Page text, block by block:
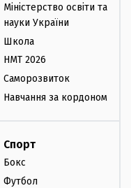
Міністерство освіти та
науки України
Школа
НМТ 2026
Саморозвиток
Навчання за кордоном
Спорт
Бокс
Футбол